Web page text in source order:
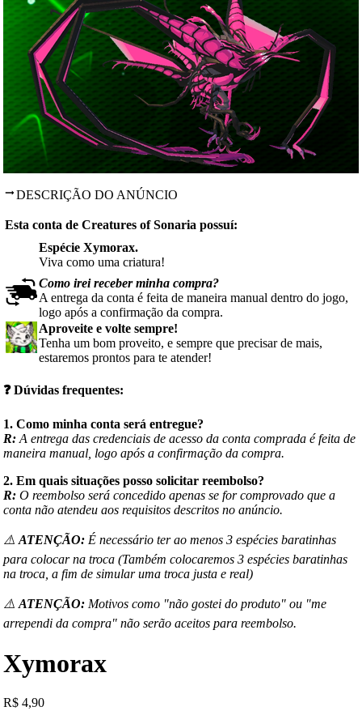
DESCRIÇÃO DO ANÚNCIO
Esta conta de Creatures of Sonaria possuí:
Espécie Xymorax.
Viva como uma criatura!
Como irei receber minha compra?
A entrega da conta é feita de maneira manual dentro do jogo,
logo após a confirmação da compra.
Aproveite e volte sempre!
Tenha um bom proveito, e sempre que precisar de mais,
estaremos prontos para te atender!
❓Dúvidas frequentes:
1. Como minha conta será entregue?
R: A entrega das credenciais de acesso da conta comprada é feita de
maneira manual, logo após a confirmação da compra.
2. Em quais situações posso solicitar reembolso?
R: O reembolso será concedido apenas se for comprovado que a
conta não atendeu aos requisitos descritos no anúncio.
⚠️ ATENÇÃO: É necessário ter ao menos 3 espécies baratinhas
para colocar na troca (Também colocaremos 3 espécies baratinhas
na troca, a fim de simular uma troca justa e real)
⚠️ ATENÇÃO: Motivos como "não gostei do produto" ou "me
arrependi da compra" não serão aceitos para reembolso.
Xymorax
R$ 4,90